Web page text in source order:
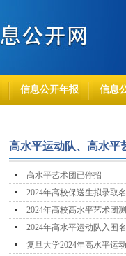
信息公开年报 信息
高水平运动队、高水平
高水平艺术团已停招
2024年高校保送生拟录取
2024年高校高水平艺术团
2024年高水平运动队入围
复旦大学2024年高水平运